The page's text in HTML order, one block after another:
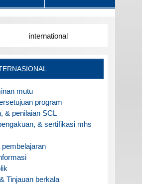
international
mutu
program
& penilaian SCL
& sertifikasi mhs
Tinjauan berkala